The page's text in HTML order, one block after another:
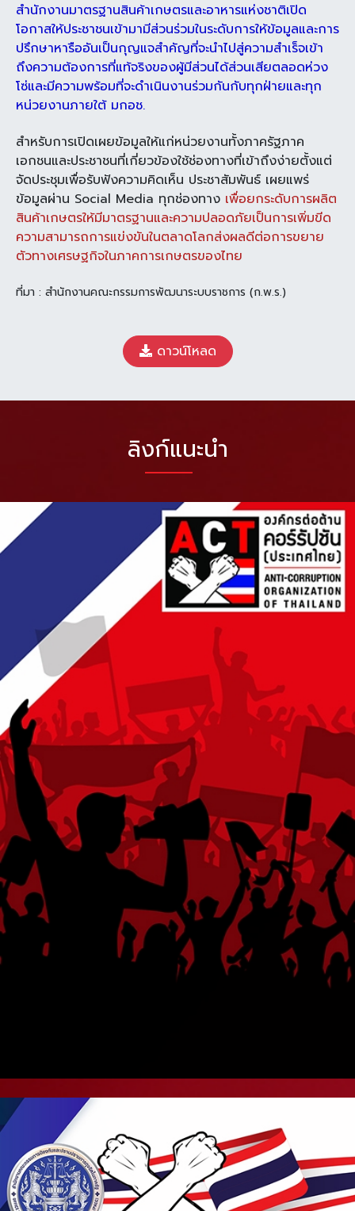
สำนักงานมาตรฐานสินค้าเกษตรและอาหารแห่งชาติเปิด
โอกาสให้ประชาชนเข้ามามีส่วนร่วมในระดับการให้ข้อมูลและการ
ปรึกษาหารืออันเป็นกุญแจสำคัญที่จะนำไปสู่ความสำเร็จเข้า
ถึงความต้องการที่แท้จริงของผู้มีส่วนได้ส่วนเสียตลอดห่วง
โซ่และมีความพร้อมที่จะดำเนินงานร่วมกันกับทุกฝ่ายและทุก
หน่วยงานภายใต้ มกอช.
สำหรับการเปิดเผยข้อมูลให้แก่หน่วยงานทั้งภาครัฐภาค
เอกชนและประชาชนที่เกี่ยวข้องใช้ช่องทางที่เข้าถึงง่ายตั้งแต่
จัดประชุมเพื่อรับฟังความคิดเห็น ประชาสัมพันธ์ เผยแพร่
ข้อมูลผ่าน Social Media ทุกช่องทาง เพื่อยกระดับการผลิต
สินค้าเกษตรให้มีมาตรฐานและความปลอดภัยเป็นการเพิ่มขีด
ความสามารถการแข่งขันในตลาดโลกส่งผลดีต่อการขยาย
ตัวทางเศรษฐกิจในภาคการเกษตรของไทย
ที่มา : สำนักงานคณะกรรมการพัฒนาระบบราชการ (ก.พ.ร.)
ดาวน์โหลด
ลิงก์แนะนำ